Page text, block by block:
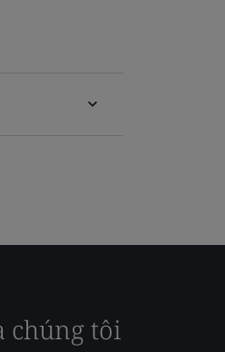
chúng tôi